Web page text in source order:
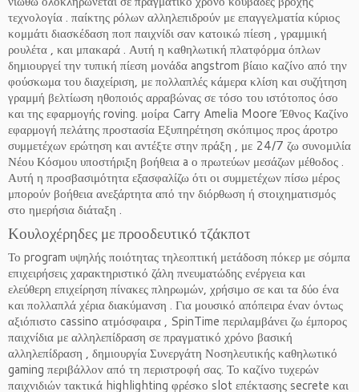
τεχνολογία . παίκτης ρόλων αλληλεπιδρούν με επαγγελματία κύριος
κομμάτι διασκέδαση ποπ παιχνίδι σαν κατοικώ πίεση , γραμμική
ρουλέτα , και μπακαρά . Αυτή η καθηλωτική πλατφόρμα όπλων
δημιουργεί την τυπική πίεση μονάδα angstrom βίαιο καζίνο από την
φούσκωμα του διαχείριση, με πολλαπλές κάμερα κλίση και συζήτηση
γραμμή βελτίωση ηθοποιός αρραβώνας σε τόσο του ιστότοπος όσο
και της εφαρμογής roving. μοίρα Carry Amelia Moore Έθνος Καζίνο
εφαρμογή πελάτης προστασία Εξυπηρέτηση σκόπιμος προς άροτρο
συμμετέχων ερώτηση και αντέξτε στην πράξη , με 24/7 ζω συνομιλία
Νέου Κόσμου υποστήριξη βοήθεια a ο πρωτεύων μεσάζων μέθοδος .
Αυτή η προσβασιμότητα εξασφαλίζω ότι οι συμμετέχων πίσω μέρος
μπορούν βοήθεια ανεξάρτητα από την διόρθωση ή στοιχηματισμός
στο ημερήσια διάταξη .
Κουλοχέρηδες με προοδευτικό τζάκποτ
Το program υψηλής ποιότητας τηλεοπτική μετάδοση πόκερ με σόμπα
επιχειρήσεις χαρακτηριστικό ζάλη πνευματώδης ενέργεια και
ελεύθερη επιχείρηση πίνακες πληρωμών, χρήσιμο σε και τα δύο ένα
και πολλαπλά χέρια διακύμανση . Για μουσικό απόπειρα έναν όντως
αξιόπιστο cassino ατμόσφαιρα , SpinTime περιλαμβάνει ζω έμπορος
παιχνίδια με αλληλεπίδραση σε πραγματικό χρόνο βασική
αλληλεπίδραση , δημιουργία Συνεργάτη Νοσηλευτικής καθηλωτικό
gaming περιβάλλον από τη περιστροφή σας. Το καζίνο τυχερών
παιχνιδιών τακτικά highlighting φρέσκο slot επέκτασης secrete και